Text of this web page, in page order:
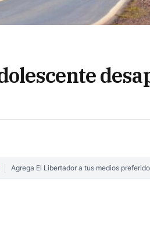
Agrega El Libertador a tus medios